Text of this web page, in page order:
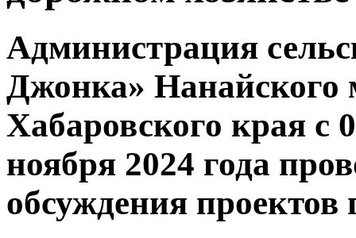
Администрация
Джонка» Нанайского
Хабаровского края с
ноября 2024 года
обсуждения проектов